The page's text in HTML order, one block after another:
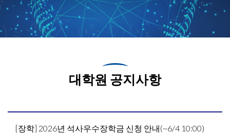
대학원 공지사항
[장학] 2026년 석사우수장학금 신청 안내(~6/4 10:00)